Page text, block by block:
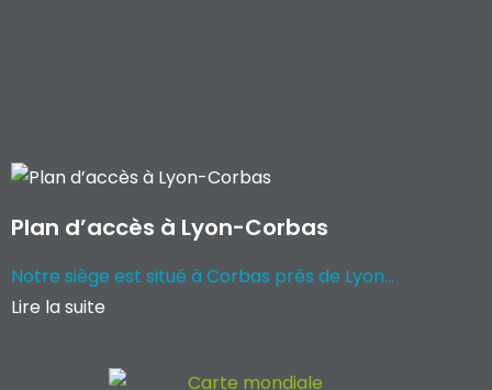
Plan d’accès à Lyon-Corbas
Notre siège est situé à Corbas près de Lyon...
Lire la suite